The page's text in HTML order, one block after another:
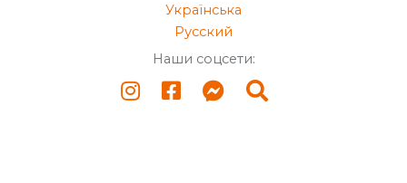
Українська
Русский
Наши соцсети: